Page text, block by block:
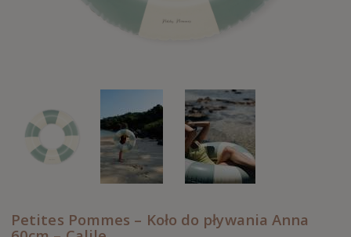
Petites Pommes – Koło do pływania Anna